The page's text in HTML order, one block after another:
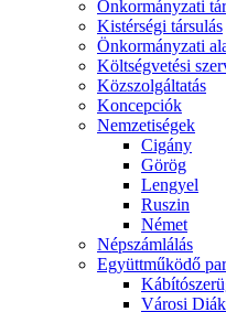
Önkormányzati
Kistérségi társulás
Önkormányzati
Költségvetési
Közszolgáltatás
Koncepciók
Nemzetiségek
Cigány
Görög
Lengyel
Ruszin
Német
Népszámlálás
Együttműködő
Városi